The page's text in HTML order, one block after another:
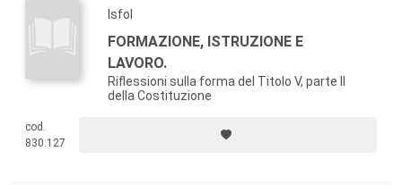
Isfol
FORMAZIONE, ISTRUZIONE E
LAVORO.
Riflessioni sulla forma del Titolo V, parte II
della Costituzione
cod.
830.127